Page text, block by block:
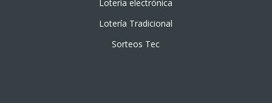
Lotería electrónica
Lotería Tradicional
Sorteos Tec